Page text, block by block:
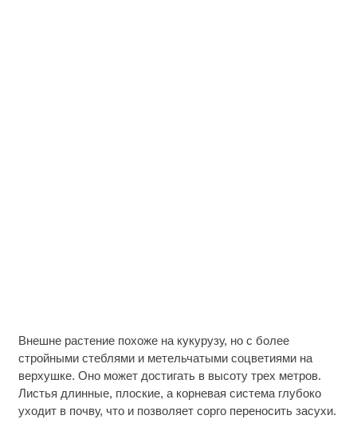
Внешне растение похоже на кукурузу, но с более
стройными стеблями и метельчатыми соцветиями на
верхушке. Оно может достигать в высоту трех метров.
Листья длинные, плоские, а корневая система глубоко
уходит в почву, что и позволяет сорго переносить засухи.